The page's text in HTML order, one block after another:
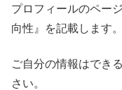
プロフィールのペー
向性』を記載します。
ご自分の情報はでき
さい。